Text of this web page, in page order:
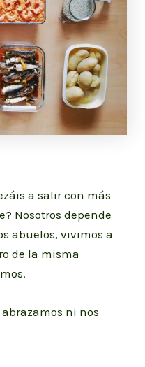
a salir con más
Nosotros depende
abuelos, vivimos a
de la misma
ni nos